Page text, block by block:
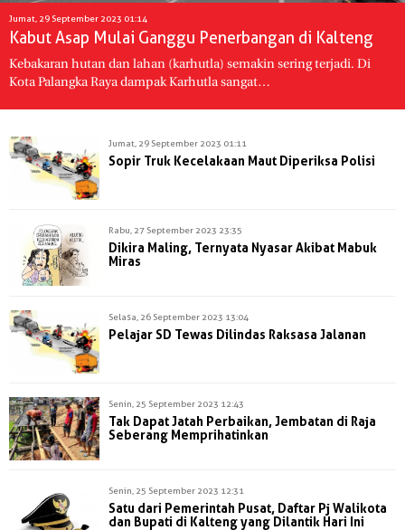
Jumat, 29 September 2023 01:14
Kabut Asap Mulai Ganggu Penerbangan di Kalteng
Kebakaran hutan dan lahan (karhutla) semakin sering terjadi. Di
Kota Palangka Raya dampak Karhutla sangat…
Jumat, 29 September 2023 01:11
Sopir Truk Kecelakaan Maut Diperiksa Polisi
Rabu, 27 September 2023 23:35
Dikira Maling, Ternyata Nyasar Akibat Mabuk
Miras
Selasa, 26 September 2023 13:04
Pelajar SD Tewas Dilindas Raksasa Jalanan
Senin, 25 September 2023 12:43
Tak Dapat Jatah Perbaikan, Jembatan di Raja
Seberang Memprihatinkan
Senin, 25 September 2023 12:31
Satu dari Pemerintah Pusat, Daftar Pj Walikota
dan Bupati di Kalteng yang Dilantik Hari Ini